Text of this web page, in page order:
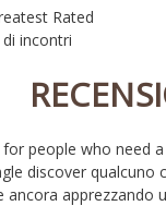
Rated
incontri
people who need a
discover qualcuno
apprezzando
online allora.
loro unico con
che hai